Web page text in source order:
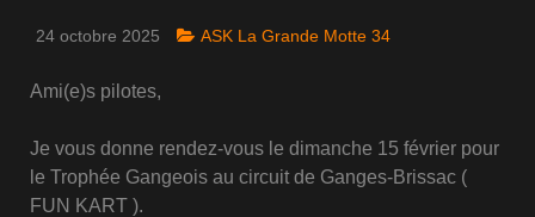
24 octobre 2025 ASK La Grande Motte 34
Ami(e)s pilotes,
Je vous donne rendez-vous le dimanche 15 février pour
le Trophée Gangeois au circuit de Ganges-Brissac (
FUN KART ).